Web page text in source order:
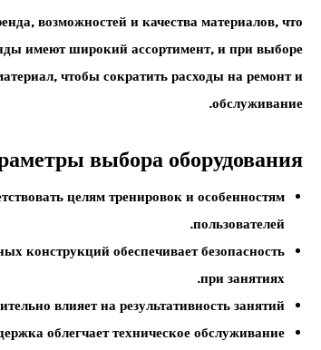
возможностей и качества материалов, что
имеют широкий ассортимент, и при выборе
чтобы сократить расходы на ремонт и
обслуживание.
выбора оборудования
целям тренировок и особенностям
пользователей.
конструкций обеспечивает безопасность
при занятиях.
влияет на результативность занятий.
облегчает техническое обслуживание.